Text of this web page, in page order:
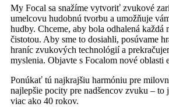
My Focal sa snažíme vytvoriť zvukové
umelcovu hudobnú tvorbu a umožňuje
hudby. Chceme, aby bola odhalená každá
čistotou. Aby sme to dosiahli, posúvame
hraníc zvukových technológií a
myslenia. Objavte s Focalom nové oblasti
Ponúkať tú najkrajšiu harmóniu pre
najlepšie pocity pre nadšencov zvuku – to
viac ako 40 rokov.